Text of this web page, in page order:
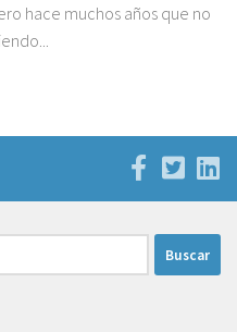
hace muchos años que no